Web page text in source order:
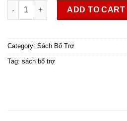
Thực hành Hoạt động trải
ADD TO CART
Category: Sách Bổ Trợ
Tag: sách bổ trợ